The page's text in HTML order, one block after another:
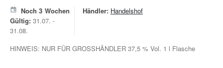
Noch 3 Wochen
Gültig: 31.07. -
31.08.
Händler: Handelshof
HINWEIS: NUR FÜR GROSSHÄNDLER 37,5 % Vol. 1 l Flasche